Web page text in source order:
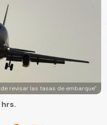
revisar las tasas de embarque"